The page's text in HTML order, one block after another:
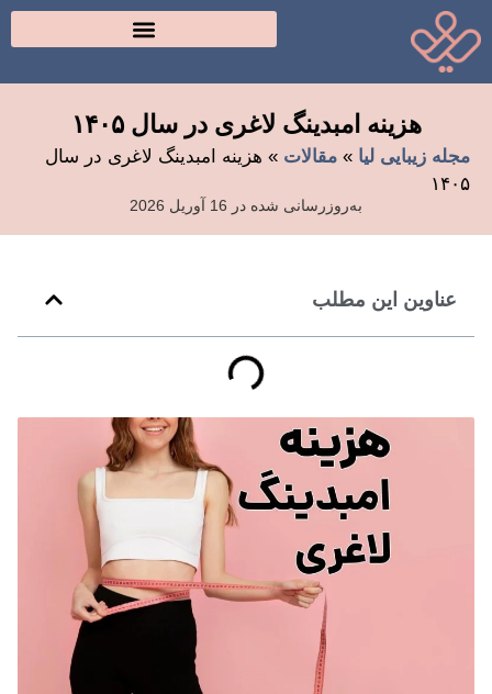
هزینه امبدینگ لاغری در سال ۱۴۰۵
مجله زیبایی لیا»مقالات»هزینه امبدینگ لاغری در سال
۱۴۰۵
به‌روزرسانی شده در 16 آوریل 2026
عناوین این مطلب